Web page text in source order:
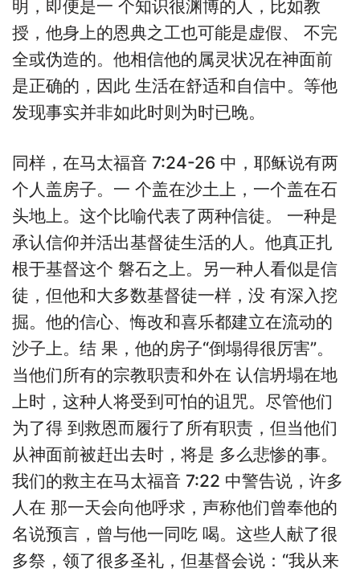
明，即便是一 个知识很渊博的人，比如教
授，他身上的恩典之工也可能是虚假、 不完
全或伪造的。他相信他的属灵状况在神面前
是正确的，因此 生活在舒适和自信中。等他
发现事实并非如此时则为时已晚。
同样，在马太福音 7:24-26 中，耶稣说有两
个人盖房子。一 个盖在沙土上，一个盖在石
头地上。这个比喻代表了两种信徒。 一种是
承认信仰并活出基督徒生活的人。他真正扎
根于基督这个 磐石之上。另一种人看似是信
徒，但他和大多数基督徒一样，没 有深入挖
掘。他的信心、悔改和喜乐都建立在流动的
沙子上。结 果，他的房子“倒塌得很厉害”。
当他们所有的宗教职责和外在 认信坍塌在地
上时，这种人将受到可怕的诅咒。尽管他们
为了得 到救恩而履行了所有职责，但当他们
从神面前被赶出去时，将是 多么悲惨的事。
我们的救主在马太福音 7:22 中警告说，许多
人在 那一天会向他呼求，声称他们曾奉他的
名说预言，曾与他一同吃 喝。这些人献了很
多祭，领了很多圣礼，但基督会说：“我从来